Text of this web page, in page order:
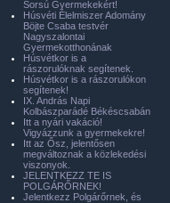
Sorsú Gyermekekért!
Húsvéti Élelmiszer Adomány
Böjte Csaba testvér
Nagyszalontai
Gyermekotthonának
Húsvétkor is a
rászorulóknak segítenek.
Húsvétkor is a rászorulókon
segítenek!
IX. András Napi
Kolbászparádé Békéscsabán
Itt a nyári vakáció!
Vigyázzunk a gyermekekre!
Itt az Ősz, jelentősen
megváltoznak a közlekedési
viszonyok.
JELENTKEZZ TE IS
POLGÁRŐRNEK!
Jelentkezz Polgárőrnek, és